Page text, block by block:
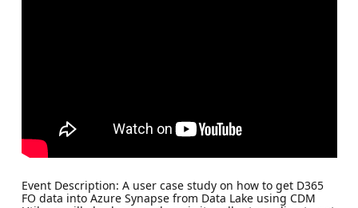
Event Description: A user case study on how to get D365
FO data into Azure Synapse from Data Lake using CDM